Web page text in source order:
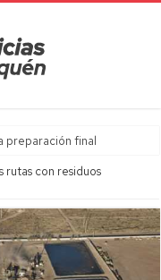
preparación final
rutas con residuos